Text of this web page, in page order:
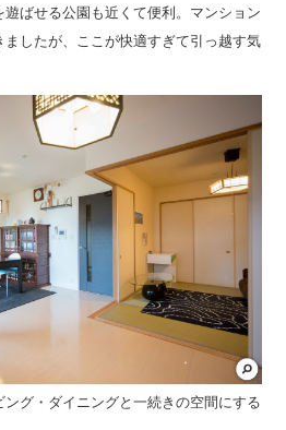
遊ばせる公園も近くて便利。マンション
したが、ここが快適すぎて引っ越す気
グ・ダイニングと一続きの空間にする